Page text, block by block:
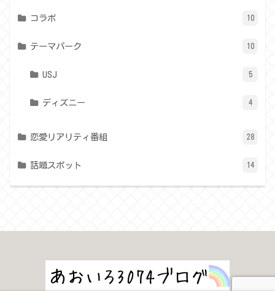
コラボ 10
テーマパーク 10
USJ 5
ディズニー 4
恋愛リアリティ番組 28
話題スポット 14